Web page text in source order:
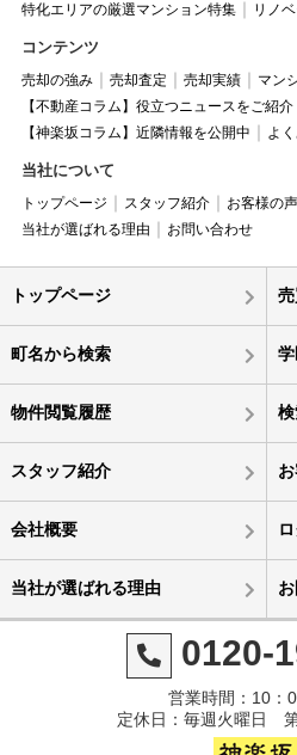
特化エリアの厳選マンション特集
リノ
コンテンツ
売却の強み 売却査定 売却実績
マン
【不動産コラム】役立つニュースをご紹介
【神楽坂コラム】近隣情報を公開中
よ
当社について
トップページ スタッフ紹介 お客様の声
当社が選ばれる理由
お問い合わせ
トップページ
町名から検索
物件閲覧履歴
スタッフ紹介
会社概要
当社が選ばれる理由
0120-
営業時間：10：
定休日：毎週火曜日